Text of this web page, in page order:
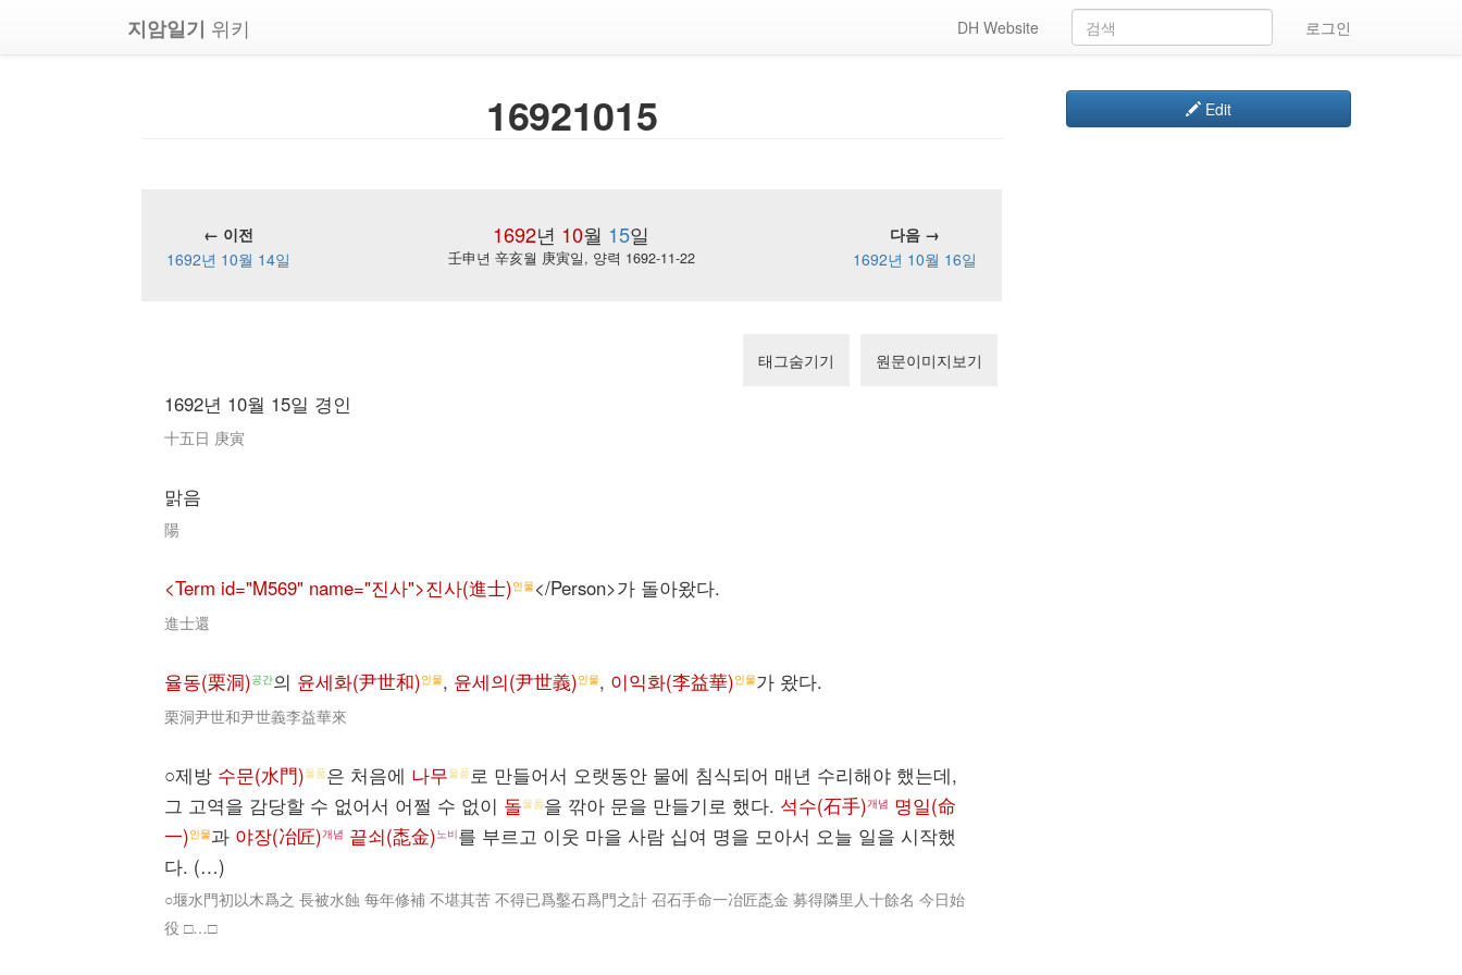
지암일기 위키 로그인
DH Website
16921015
1692년 10월 15일
← 이전
다음 →
1692년 10월 14일
壬申년 辛亥월 庚寅일, 양력 1692-11-22 1692년 10월 16일
태그숨기기 원문이미지보기
1692년 10월 15일 경인
十五日 庚寅
맑음
陽
<Term id="M569" name="진사">진사(進士)인물</Person>가 돌아왔다.
進士還
율동(栗洞)공간의 윤세화(尹世和)인물, 윤세의(尹世義)인물, 이익화(李益華)인물가 왔다.
栗洞尹世和尹世義李益華來
○제방 수문(水門)물품은 처음에 나무물품로 만들어서 오랫동안 물에 침식되어 매년 수리해야 했는데,
그 고역을 감당할 수 없어서 어쩔 수 없이 돌물품을 깎아 문을 만들기로 했다. 석수(石手)개념 명일(命
一)인물과 야장(冶匠)개념 끝쇠(唜金)노비를 부르고 이웃 마을 사람 십여 명을 모아서 오늘 일을 시작했
다. (…)
○堰水門初以木爲之 長被水蝕 每年修補 不堪其苦 不得已爲鑿石爲門之計 召石手命一冶匠唜金 募得隣里人十餘名 今日始
役 □…□
Edit